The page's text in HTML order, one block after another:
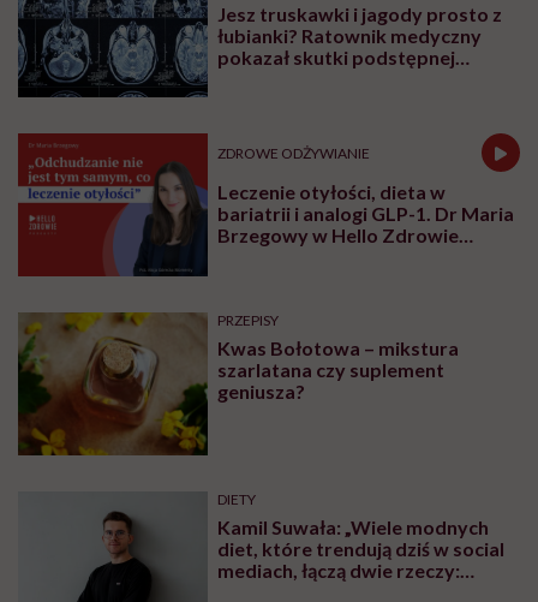
Jesz truskawki i jagody prosto z
łubianki? Ratownik medyczny
pokazał skutki podstępnej
ZDROWE ODŻYWIANIE
Leczenie otyłości, dieta w
bariatrii i analogi GLP-1. Dr Maria
Brzegowy w Hello Zdrowie
PRZEPISY
Kwas Bołotowa – mikstura
szarlatana czy suplement
geniusza?
DIETY
Kamil Suwała: „Wiele modnych
diet, które trendują dziś w social
mediach, łączą dwie rzeczy: